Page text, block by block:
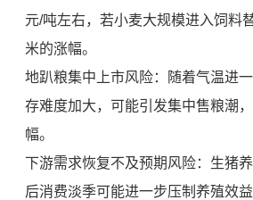
元/吨左右，若小麦大规模进入饲料
米的涨幅。
地趴粮集中上市风险：随着气温进
存难度加大，可能引发集中售粮潮
幅。
下游需求恢复不及预期风险：生猪
后消费淡季可能进一步压制养殖效